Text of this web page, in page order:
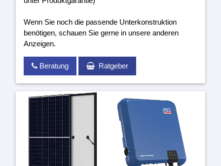
Wenn Sie noch die passende Unterkonstruktion
benötigen, schauen Sie gerne in unsere anderen
Anzeigen.
Beratung Ratgeber